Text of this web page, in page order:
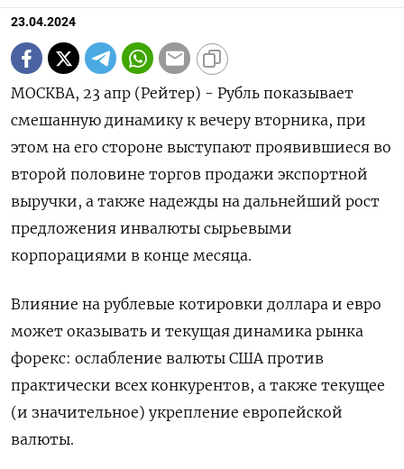
23.04.2024
МОСКВА, 23 апр (Рейтер) - Рубль показывает
смешанную динамику к вечеру вторника, при
этом на его стороне выступают проявившиеся во
второй половине торгов продажи экспортной
выручки, а также надежды на дальнейший рост
предложения инвалюты сырьевыми
корпорациями в конце месяца.
Влияние на рублевые котировки доллара и евро
может оказывать и текущая динамика рынка
форекс: ослабление валюты США против
практически всех конкурентов, а также текущее
(и значительное) укрепление европейской
валюты.